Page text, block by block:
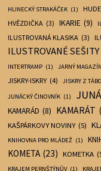
HLINECKÝ STRAKÁČEK (1)
HVĚZDIČKA (3) IKARIE (9)
ILUSTROVANÁ KLASIKA (3)
ILUSTROVANÉ SEŠITY
INTERTRAMP (1) JARNÝ MAGAZÍN
JISKRY-ISKRY (4) JISKRY Z
JUNÁCKÝ ČINOVNÍK (1)
KAMARÁD (8) KAMARÁT
KAŠPÁRKOVY NOVINY (5)
KNIHOVNA PRO MLÁDEŽ (1)
KOMETA (23) KOMETKA
KRAJEM PERNŠTÝNŮV (1)